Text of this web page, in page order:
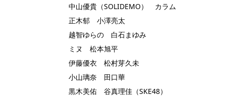
中山優貴（SOLIDEMO） カラム
正木郁 小澤亮太
越智ゆらの 白石まゆみ
ミヌ 松本旭平
伊藤優衣 松村芽久未
小山璃奈 田口華
黒木美佑 谷真理佳（SKE48）